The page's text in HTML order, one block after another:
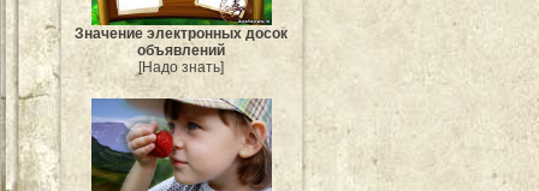
Значение электронных досок
объявлений
[Надо знать]